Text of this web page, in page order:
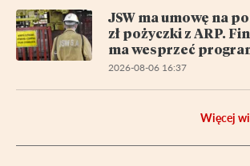
JSW ma umowę na
zł pożyczki z ARP.
ma wesprzeć
2026-08-06 16:37
Więcej